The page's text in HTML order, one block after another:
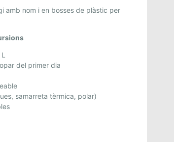
amb nom i en bosses de plàstic per
del primer dia
samarreta tèrmica, polar)